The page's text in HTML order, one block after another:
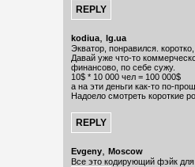
kodiua, lg.ua
Экватор, понравился.
Давай уже что-то
финансово, по себе сужу.
10$ * 10 000 чел = 100 000$
а на эти деньги как-то по-
Надоело смотреть короткие
Evgeny, Moscow
Все это кодирующий фэйк для